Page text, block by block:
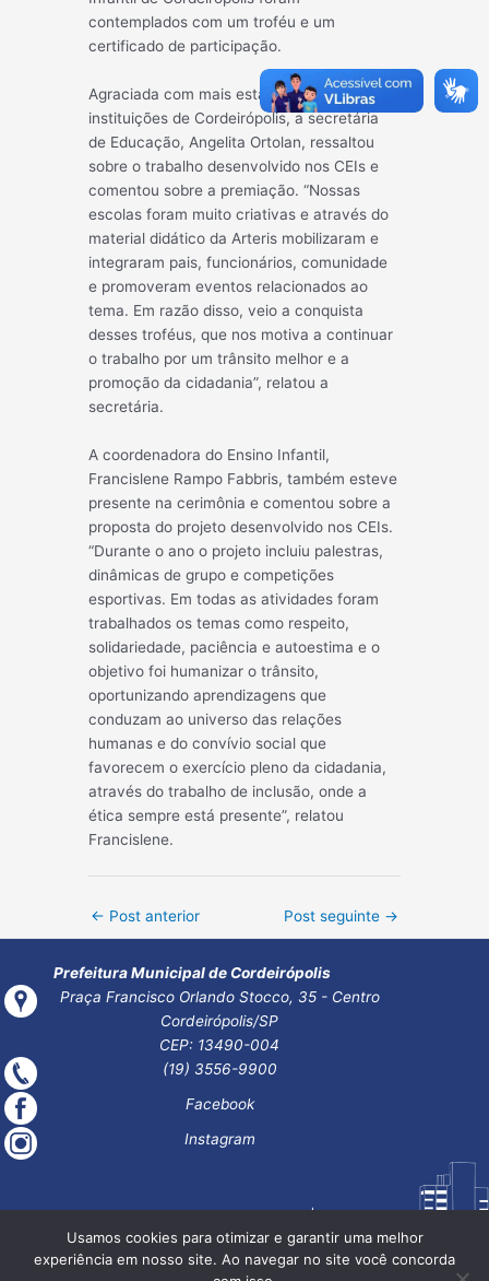
contemplados com um troféu e um
certificado de participação.
Agraciada com mais esta conquista das
instituições de Cordeirópolis, a secretária
de Educação, Angelita Ortolan, ressaltou
sobre o trabalho desenvolvido nos CEIs e
comentou sobre a premiação. “Nossas
escolas foram muito criativas e através do
material didático da Arteris mobilizaram e
integraram pais, funcionários, comunidade
e promoveram eventos relacionados ao
tema. Em razão disso, veio a conquista
desses troféus, que nos motiva a continuar
o trabalho por um trânsito melhor e a
promoção da cidadania”, relatou a
secretária.
A coordenadora do Ensino Infantil,
Francislene Rampo Fabbris, também esteve
presente na cerimônia e comentou sobre a
proposta do projeto desenvolvido nos CEIs.
“Durante o ano o projeto incluiu palestras,
dinâmicas de grupo e competições
esportivas. Em todas as atividades foram
trabalhados os temas como respeito,
solidariedade, paciência e autoestima e o
objetivo foi humanizar o trânsito,
oportunizando aprendizagens que
conduzam ao universo das relações
humanas e do convívio social que
favorecem o exercício pleno da cidadania,
através do trabalho de inclusão, onde a
ética sempre está presente”, relatou
Francislene.
Post
← Post anterior Post seguinte →
Prefeitura Municipal de Cordeirópolis
Praça Francisco Orlando Stocco, 35 - Centro
Cordeirópolis/SP
CEP: 13490-004
(19) 3556-9900
Facebook
Instagram
Usamos cookies para otimizar e garantir uma melhor
experiência em nosso site. Ao navegar no site você concorda